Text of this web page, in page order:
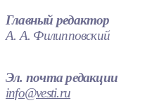
Главный редактор
А. А. Филипповский
Эл. почта редакции
info@vesti.ru